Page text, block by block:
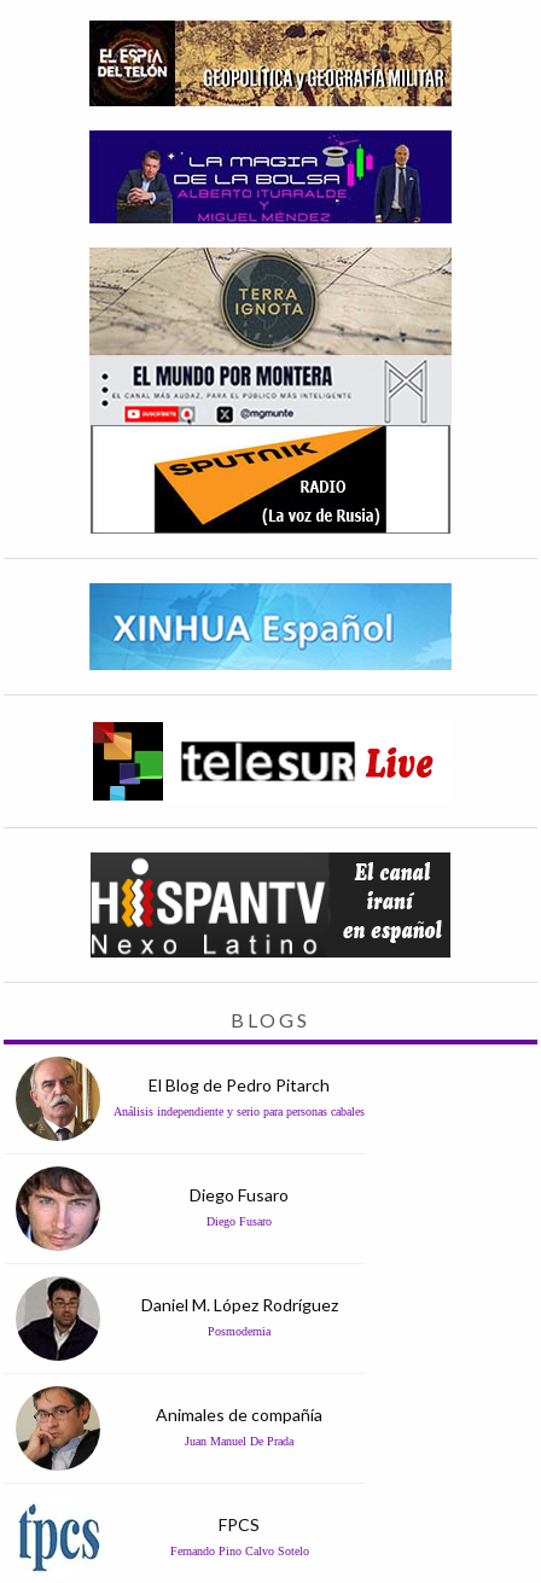
BLOGS
El Blog de Pedro Pitarch
Análisis independiente y serio para personas cabales
Diego Fusaro
Diego Fusaro
Daniel M. López Rodríguez
Posmodernia
Animales de compañía
Juan Manuel De Prada
FPCS
Fernando Pino Calvo Sotelo